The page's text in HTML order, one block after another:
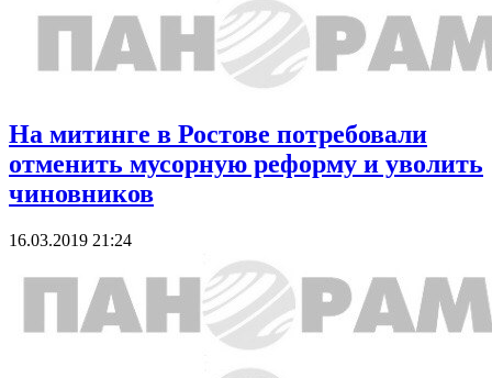
На митинге в Ростове потребовали
отменить мусорную реформу и уволить
чиновников
16.03.2019 21:24